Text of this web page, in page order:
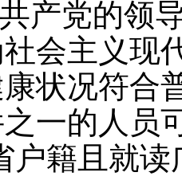
产党的领
会主义现
状况符合
一的人员
户籍且就